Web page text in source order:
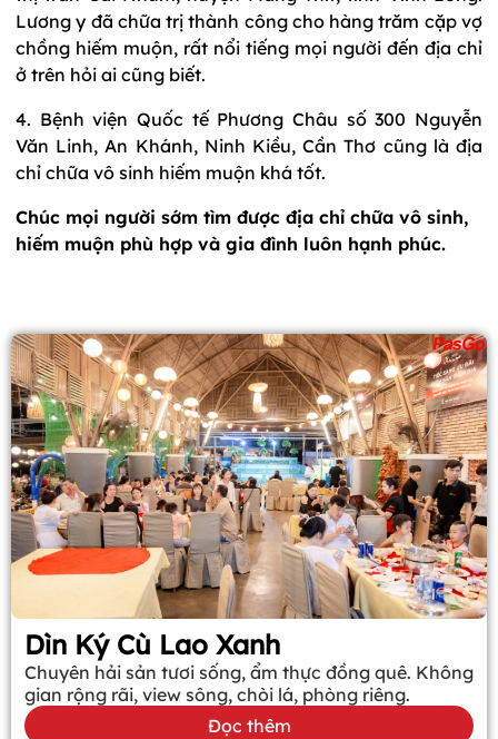
Lương y đã chữa trị thành công cho hàng trăm cặp vợ
chồng hiếm muộn, rất nổi tiếng mọi người đến địa chỉ
ở trên hỏi ai cũng biết.
4. Bệnh viện Quốc tế Phương Châu số 300 Nguyễn
Văn Linh, An Khánh, Ninh Kiều, Cần Thơ cũng là địa
chỉ chữa vô sinh hiếm muộn khá tốt.
Chúc mọi người sớm tìm được địa chỉ chữa vô sinh,
hiếm muộn phù hợp và gia đình luôn hạnh phúc.
Dìn Ký Cù Lao Xanh
Chuyên hải sản tươi sống, ẩm thực đồng quê. Không
gian rộng rãi, view sông, chòi lá, phòng riêng.
Đọc thêm